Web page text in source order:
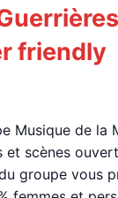
friendly
Musique de la
et scènes
groupe vous